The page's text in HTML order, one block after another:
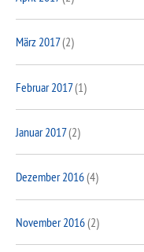
März 2017(2)
Februar 2017(1)
Januar 2017(2)
Dezember 2016(4)
November 2016(2)